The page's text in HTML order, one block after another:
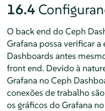
16.4
O back end do Ceph
Grafana possa verificar a
Dashboards antes
front end. Devido à
Grafana no Ceph
conexões de trabalho
os gráficos do Grafana